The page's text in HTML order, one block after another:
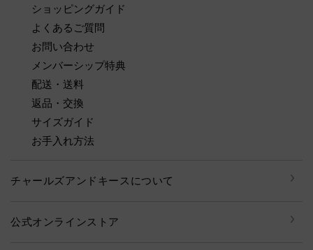
ショッピングガイド
よくあるご質問
お問い合わせ
メンバーシップ特典
配送・送料
返品・交換
サイズガイド
お手入れ方法
チャールズアンドキースについて
公式オンラインストア